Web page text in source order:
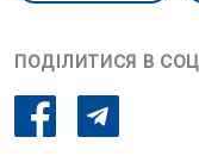
ПОДІЛИТИСЯ В